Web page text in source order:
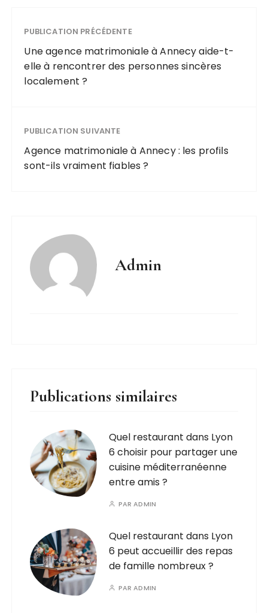
PUBLICATION PRÉCÉDENTE
Une agence matrimoniale à Annecy aide-t-
elle à rencontrer des personnes sincères
localement ?
PUBLICATION SUIVANTE
Agence matrimoniale à Annecy : les profils
sont-ils vraiment fiables ?
Admin
Publications similaires
Quel restaurant dans Lyon
6 choisir pour partager une
cuisine méditerranéenne
entre amis ?
PARADMIN
Quel restaurant dans Lyon
6 peut accueillir des repas
de famille nombreux ?
PARADMIN